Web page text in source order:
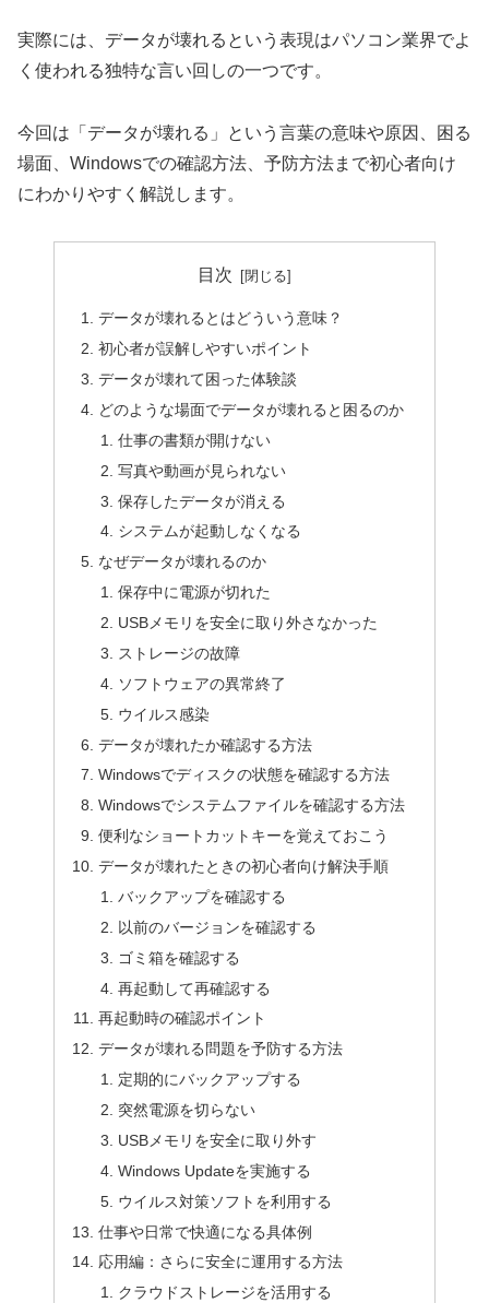
実際には、データが壊れるという表現はパソコン業界でよ
く使われる独特な言い回しの一つです。
今回は「データが壊れる」という言葉の意味や原因、困る
場面、Windowsでの確認方法、予防方法まで初心者向け
にわかりやすく解説します。
目次
データが壊れるとはどういう意味？
初心者が誤解しやすいポイント
データが壊れて困った体験談
どのような場面でデータが壊れると困るのか
仕事の書類が開けない
写真や動画が見られない
保存したデータが消える
システムが起動しなくなる
なぜデータが壊れるのか
保存中に電源が切れた
USBメモリを安全に取り外さなかった
ストレージの故障
ソフトウェアの異常終了
ウイルス感染
データが壊れたか確認する方法
Windowsでディスクの状態を確認する方法
Windowsでシステムファイルを確認する方法
便利なショートカットキーを覚えておこう
データが壊れたときの初心者向け解決手順
バックアップを確認する
以前のバージョンを確認する
ゴミ箱を確認する
再起動して再確認する
再起動時の確認ポイント
データが壊れる問題を予防する方法
定期的にバックアップする
突然電源を切らない
USBメモリを安全に取り外す
Windows Updateを実施する
ウイルス対策ソフトを利用する
仕事や日常で快適になる具体例
応用編：さらに安全に運用する方法
クラウドストレージを活用する